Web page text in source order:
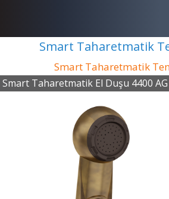
Smart Taharetmatik
Smart Taharetmatik
Smart Taharetmatik El Duşu 4400 AG